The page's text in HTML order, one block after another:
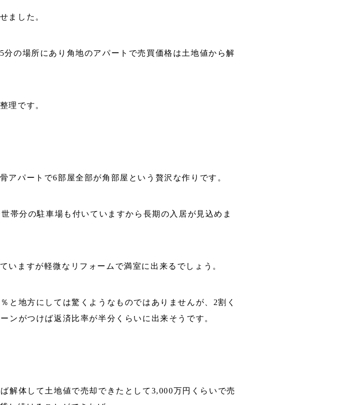
ました。
の場所にあり角地のアパートで売買価格は土地値から解
理です。
アパートで6部屋全部が角部屋という贅沢な作りです。
帯分の駐車場も付いていますから長期の入居が見込めま
いますが軽微なリフォームで満室に出来るでしょう。
と地方にしては驚くようなものではありませんが、2割く
ンがつけば返済比率が半分くらいに出来そうです。
解体して土地値で売却できたとして3,000万円くらいで売